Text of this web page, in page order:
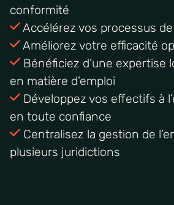
conformité
Accélérez vos processus
Améliorez votre efficacité
Bénéficiez d’une expertise
en matière d’emploi
Développez vos effectifs à
en toute confiance
Centralisez la gestion de
plusieurs juridictions